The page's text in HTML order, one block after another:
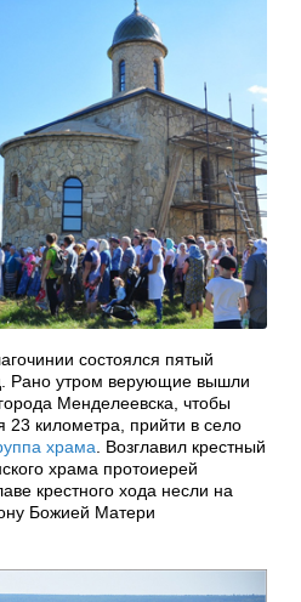
состоялся пятый
Рано утром верующие вышли
Менделеевска, чтобы
23 километра, прийти в село
храма . Возглавил крестный
храма протоиерей
крестного хода несли на
Божией Матери